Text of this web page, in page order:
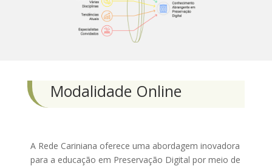
Modalidade Online
A Rede Cariniana oferece uma abordagem inovadora
para a educação em Preservação Digital por meio de